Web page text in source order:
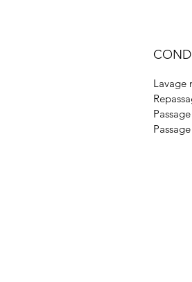
Lavage